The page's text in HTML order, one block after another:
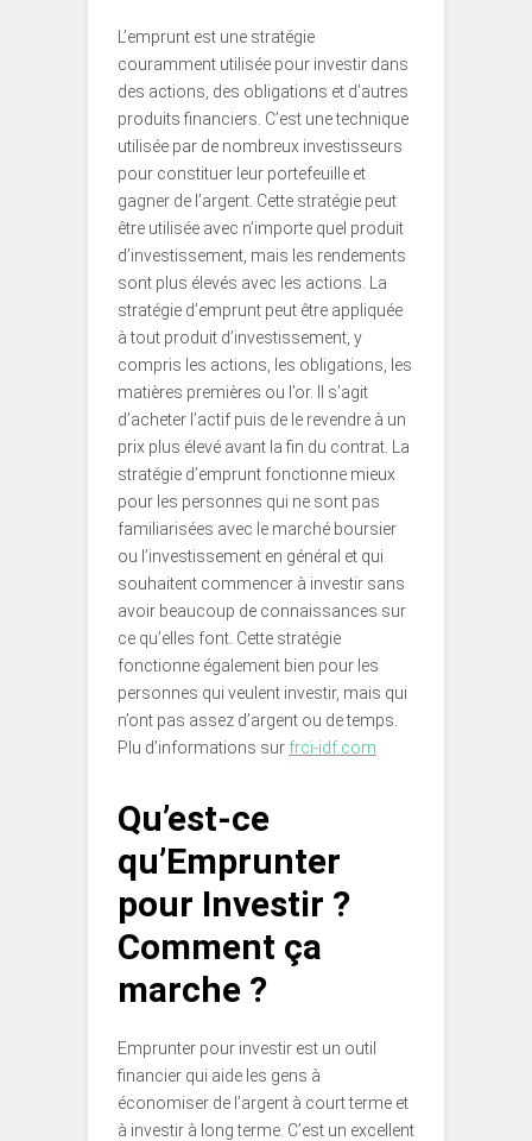
L’emprunt est une stratégie
couramment utilisée pour investir dans
des actions, des obligations et d’autres
produits financiers. C’est une technique
utilisée par de nombreux investisseurs
pour constituer leur portefeuille et
gagner de l’argent. Cette stratégie peut
être utilisée avec n’importe quel produit
d’investissement, mais les rendements
sont plus élevés avec les actions. La
stratégie d’emprunt peut être appliquée
à tout produit d’investissement, y
compris les actions, les obligations, les
matières premières ou l’or. Il s’agit
d’acheter l’actif puis de le revendre à un
prix plus élevé avant la fin du contrat. La
stratégie d’emprunt fonctionne mieux
pour les personnes qui ne sont pas
familiarisées avec le marché boursier
ou l’investissement en général et qui
souhaitent commencer à investir sans
avoir beaucoup de connaissances sur
ce qu’elles font. Cette stratégie
fonctionne également bien pour les
personnes qui veulent investir, mais qui
n’ont pas assez d’argent ou de temps.
Plu d’informations sur frci-idf.com
Qu’est-ce
qu’Emprunter
pour Investir ?
Comment ça
marche ?
Emprunter pour investir est un outil
financier qui aide les gens à
économiser de l’argent à court terme et
à investir à long terme. C’est un excellent